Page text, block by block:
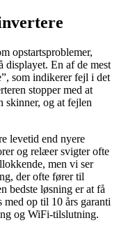
opstartsproblemer,
displayet. En af de mest
som indikerer fejl i det
stopper med at
skinner, og at fejlen
levetid end nyere
og relæer svigter ofte
men vi ser
der ofte fører til
bedste løsning er at få
med op til 10 års garanti
og WiFi-tilslutning.